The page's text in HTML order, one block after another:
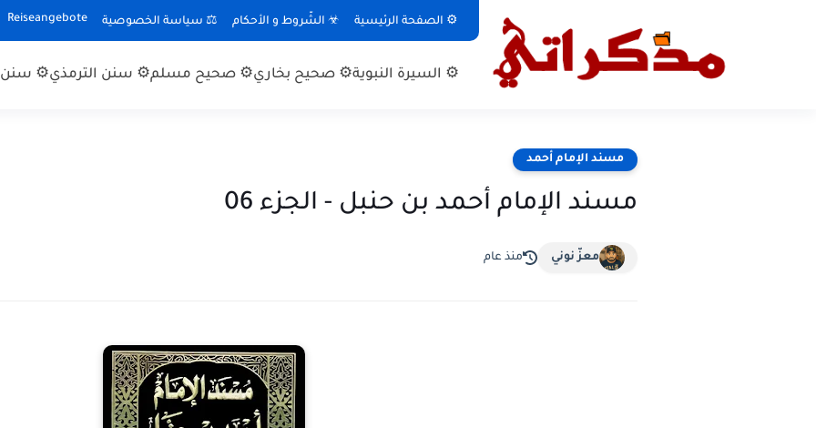
⚙ الصفحة الرئيسية ☣ الشّروط و الأحكام ⚖ سياسة الخصوصية Reiseangebote
⚙ السيرة النبوية⚙ صحيح بخاري⚙ صحيح مسلم⚙ سنن الترمذي⚙ سنن
مسند الإمام أحمد
مسند الإمام أحمد بن حنبل - الجزء 06
معزّ نوني منذ عام